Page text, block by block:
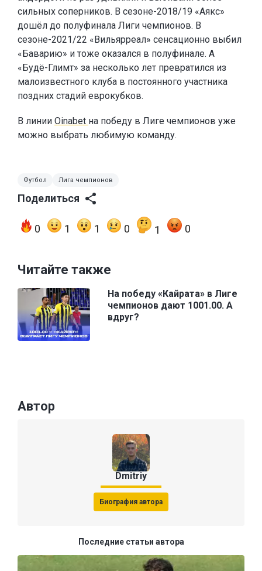
сильных соперников. В сезоне-2018/19 «Аякс»
дошёл до полуфинала Лиги чемпионов. В
сезоне-2021/22 «Вильярреал» сенсационно выбил
«Баварию» и тоже оказался в полуфинале. А
«Будё-Глимт» за несколько лет превратился из
малоизвестного клуба в постоянного участника
поздних стадий еврокубков.
В линии Oinabet на победу в Лиге чемпионов уже
можно выбрать любимую команду.
Футбол Лига чемпионов
Поделиться
0 1 1 0 1 0
Читайте также
На победу «Кайрата» в Лиге
чемпионов дают 1001.00. А
вдруг?
Автор
Dmitriy
Биография автора
Последние статьи автора